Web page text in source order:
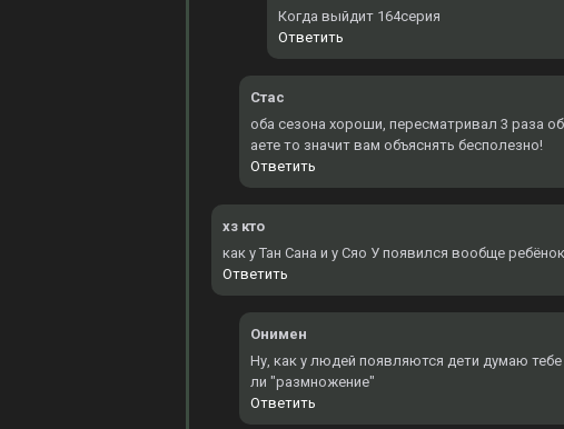
Когда выйдит 164серия
Ответить
Стас
оба сезона хороши, пересматривал 3 раза
аете то значит вам объяснять бесполезно!
Ответить
хз кто
как у Тан Сана и у Сяо У появился вообще
Ответить
Онимен
Ну, как у людей появляются дети думаю
ли "размножение"
Ответить